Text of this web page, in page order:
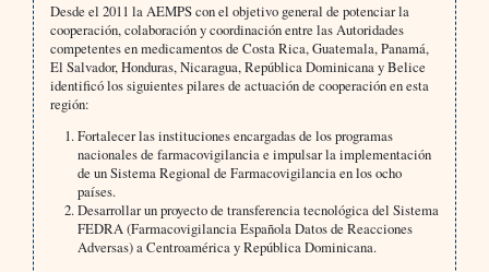
Desde el 2011 la AEMPS con el objetivo general de potenciar la
cooperación, colaboración y coordinación entre las Autoridades
competentes en medicamentos de Costa Rica, Guatemala, Panamá,
El Salvador, Honduras, Nicaragua, República Dominicana y Belice
identificó los siguientes pilares de actuación de cooperación en esta
región:
Fortalecer las instituciones encargadas de los programas
nacionales de farmacovigilancia e impulsar la implementación
de un Sistema Regional de Farmacovigilancia en los ocho
países.
Desarrollar un proyecto de transferencia tecnológica del Sistema
FEDRA (Farmacovigilancia Española Datos de Reacciones
Adversas) a Centroamérica y República Dominicana.